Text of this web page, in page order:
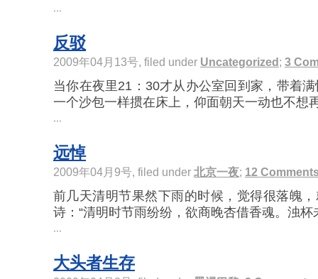
反驳
2009年04月13号, filed under Uncategorized ; 3
当你在夜里21：30才从办公室回到家，带着
一个沙包一样掼在床上，仰面朝天一动也不想
远悼
2009年04月9号, filed under 北京一夜; 12
前几天清明节果然下雨的时候，觉得很落魄
诗：“清明时节雨纷纷，欲商晚杏借香魂。浊
大头者生存